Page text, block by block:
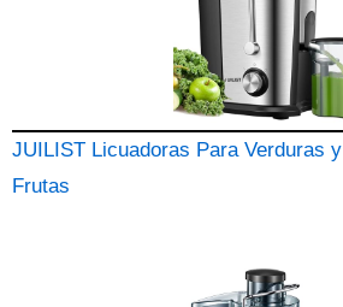
JUILIST Licuadoras Para Verduras y
Frutas